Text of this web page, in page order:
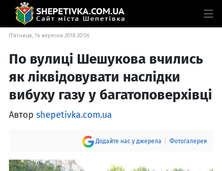
П'ятниця, 14 вересня 2018 20:56
По вулиці Шешукова вчились
як ліквідовувати наслідки
вибуху газу у багатоповерхівці
Автор shepetivka.com.ua
Додайте нас у джерела Фотогалерея